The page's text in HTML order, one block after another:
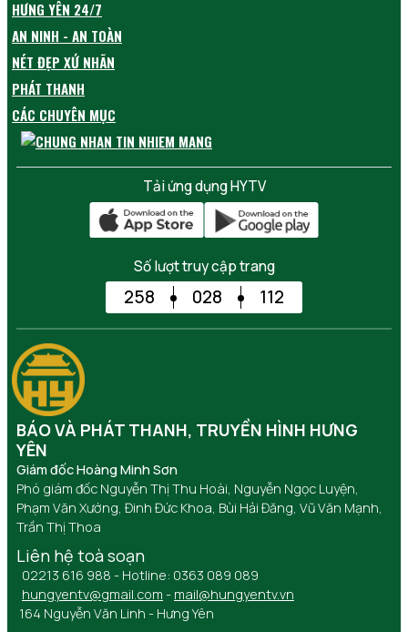
HƯNG YÊN 24/7
AN NINH - AN TOÀN
NÉT ĐẸP XỨ NHÃN
PHÁT THANH
CÁC CHUYÊN MỤC
Tải ứng dụng HYTV
Số lượt truy cập trang
258 028 112
BÁO VÀ PHÁT THANH, TRUYỀN HÌNH HƯNG
YÊN
Giám đốc Hoàng Minh Sơn
Phó giám đốc Nguyễn Thị Thu Hoài, Nguyễn Ngọc Luyện,
Phạm Văn Xướng, Đinh Đức Khoa, Bùi Hải Đăng, Vũ Văn Mạnh,
Trần Thị Thoa
Liên hệ toà soạn
02213 616 988 - Hotline: 0363 089 089
hungyentv@gmail.com - mail@hungyentv.vn
164 Nguyễn Văn Linh - Hưng Yên